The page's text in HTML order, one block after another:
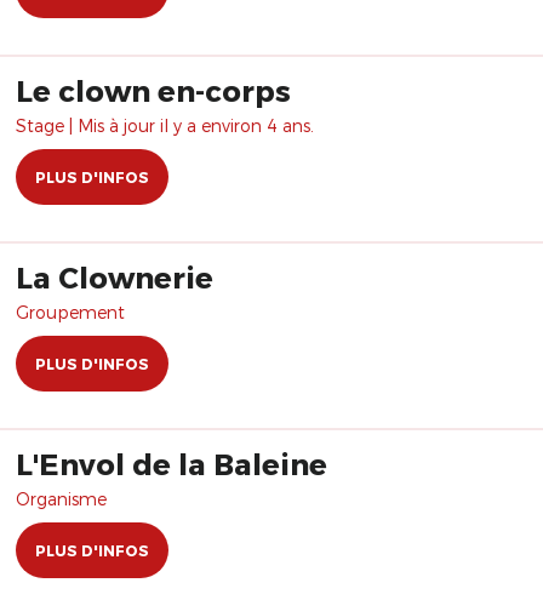
Le clown en-corps
Stage | Mis à jour il y a environ 4 ans.
PLUS D'INFOS
La Clownerie
Groupement
PLUS D'INFOS
L'Envol de la Baleine
Organisme
PLUS D'INFOS